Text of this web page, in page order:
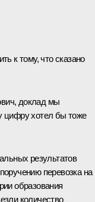
к тому, что сказано
доклад мы
цифру хотел бы тоже
результатов
перевозка на
образования
количество